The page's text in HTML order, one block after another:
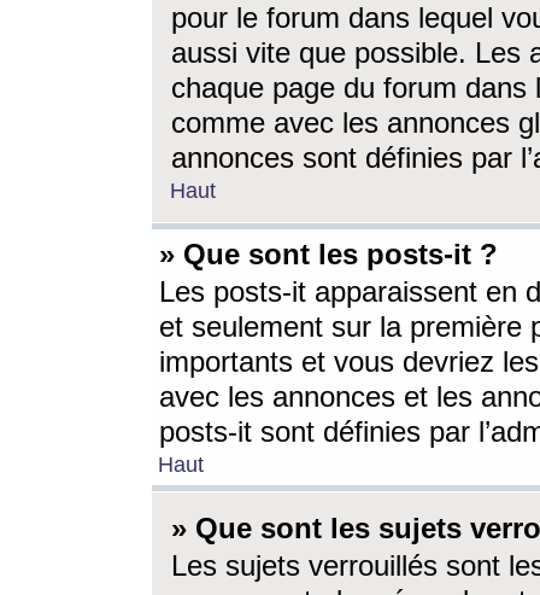
pour le forum dans lequel
aussi vite que possible. Les
chaque page du forum dans
comme avec les annonces
annonces sont définies par
Haut
» Que sont les posts-it ?
Les posts-it apparaissent en
et seulement sur la première
importants et vous devriez
avec les annonces et les
posts-it sont définies par
Haut
» Que sont les sujets
Les sujets verrouillés sont